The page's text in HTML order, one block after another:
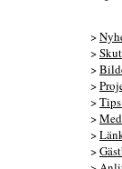
>
>
>
>
>
>
>
>